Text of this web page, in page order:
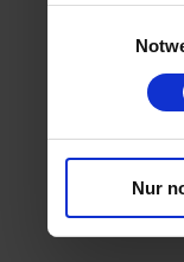
und
kein
in
Nur